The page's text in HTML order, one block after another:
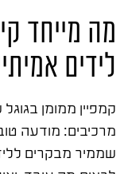
מה מייחד
לידים
קמפיין ממומן
מרכיבים: מודעה
שממיר מבקרים